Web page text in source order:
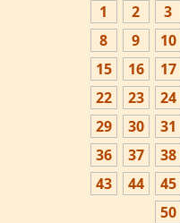
1 2 3
8
9 10
15
16 17
22
23 24
29
30 31
36
37 38
43
44 45
50